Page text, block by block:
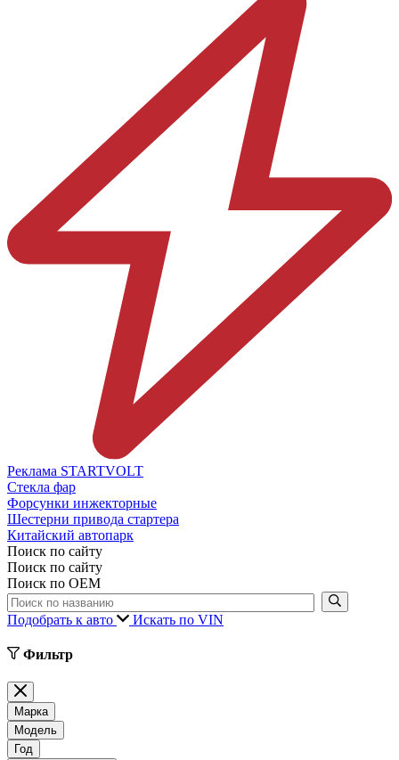
Реклама STARTVOLT
Стекла фар
Форсунки инжекторные
Шестерни привода стартера
Китайский автопарк
Поиск по сайту
Поиск по сайту
Поиск по ОЕМ
Подобрать к авто Искать по VIN
Фильтр
Марка
Модель
Год